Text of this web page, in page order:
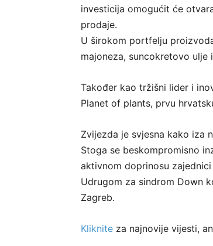
investicija omogućit će
prodaje.
U širokom portfelju
majoneza, suncokretovo ulje
Također kao tržišni lider i
Planet of plants, prvu
Zvijezda je svjesna kako iza
Stoga se beskompromisno
aktivnom doprinosu
Udrugom za sindrom Down
Zagreb.
Kliknite za najnovije vijesti,